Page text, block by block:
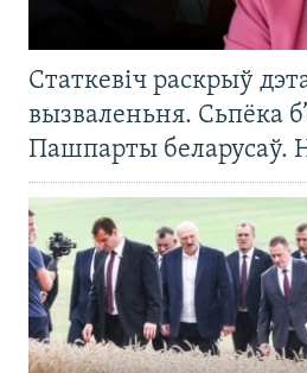
Статкевіч раскрыў
вызваленьня. Сьпёка
Пашпарты беларусаў.